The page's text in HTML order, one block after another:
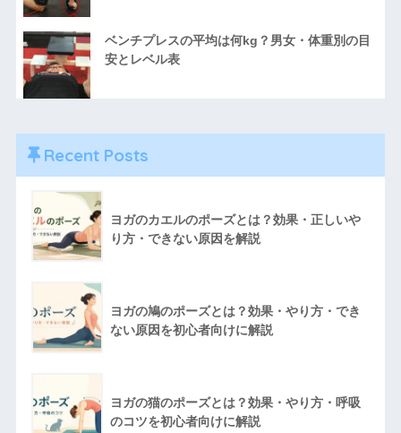
ベンチプレスの平均は何kg？男女・体重別の目
安とレベル表
Recent Posts
ヨガのカエルのポーズとは？効果・正しいや
り方・できない原因を解説
ヨガの鳩のポーズとは？効果・やり方・でき
ない原因を初心者向けに解説
ヨガの猫のポーズとは？効果・やり方・呼吸
のコツを初心者向けに解説